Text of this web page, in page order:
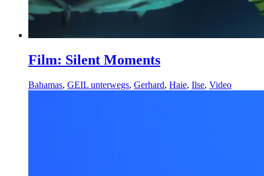
Film: Silent Moments
Bahamas, GEIL unterwegs, Gerhard, Haie, Ilse, Video